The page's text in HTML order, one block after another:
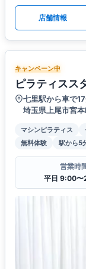
店舗情報
キャンペーン中
ピラティスス
七里駅から車で
埼玉県上尾市宮
マシンピラティス
無料体験
駅から5
営業時
平日 9:00